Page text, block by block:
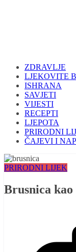
ZDRAVLJE
LJEKOVITE
ISHRANA
SAVJETI
VIJESTI
RECEPTI
LJEPOTA
PRIRODNI
ČAJEVI I
PRIRODNI LIJEK
Brusnica